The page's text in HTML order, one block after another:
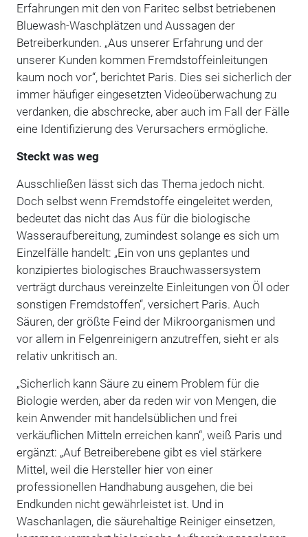
Erfahrungen mit den von Faritec selbst betriebenen
Bluewash-Waschplätzen und Aussagen der
Betreiberkunden. „Aus unserer Erfahrung und der
unserer Kunden kommen Fremdstoffeinleitungen
kaum noch vor“, berichtet Paris. Dies sei sicherlich der
immer häufiger eingesetzten Videoüberwachung zu
verdanken, die abschrecke, aber auch im Fall der Fälle
eine Identifizierung des Verursachers ermögliche.
Steckt was weg
Ausschließen lässt sich das Thema jedoch nicht.
Doch selbst wenn Fremdstoffe eingeleitet werden,
bedeutet das nicht das Aus für die biologische
Wasseraufbereitung, zumindest solange es sich um
Einzelfälle handelt: „Ein von uns geplantes und
konzipiertes biologisches Brauchwassersystem
verträgt durchaus vereinzelte Einleitungen von Öl oder
sonstigen Fremdstoffen“, versichert Paris. Auch
Säuren, der größte Feind der Mikroorganismen und
vor allem in Felgenreinigern anzutreffen, sieht er als
relativ unkritisch an.
„Sicherlich kann Säure zu einem Problem für die
Biologie werden, aber da reden wir von Mengen, die
kein Anwender mit handelsüblichen und frei
verkäuflichen Mitteln erreichen kann“, weiß Paris und
ergänzt: „Auf Betreiberebene gibt es viel stärkere
Mittel, weil die Hersteller hier von einer
professionellen Handhabung ausgehen, die bei
Endkunden nicht gewährleistet ist. Und in
Waschanlagen, die säurehaltige Reiniger einsetzen,